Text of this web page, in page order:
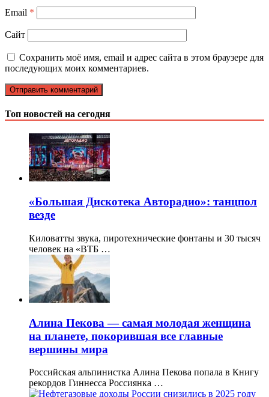
Email *
Сайт
Сохранить моё имя, email и адрес сайта в этом браузере для
последующих моих комментариев.
Топ новостей на сегодня
«Большая Дискотека Авторадио»: танцпол
везде
Киловатты звука, пиротехнические фонтаны и 30 тысяч
человек на «ВТБ …
Алина Пекова — самая молодая женщина
на планете, покорившая все главные
вершины мира
Российская альпинистка Алина Пекова попала в Книгу
рекордов Гиннесса Россиянка …